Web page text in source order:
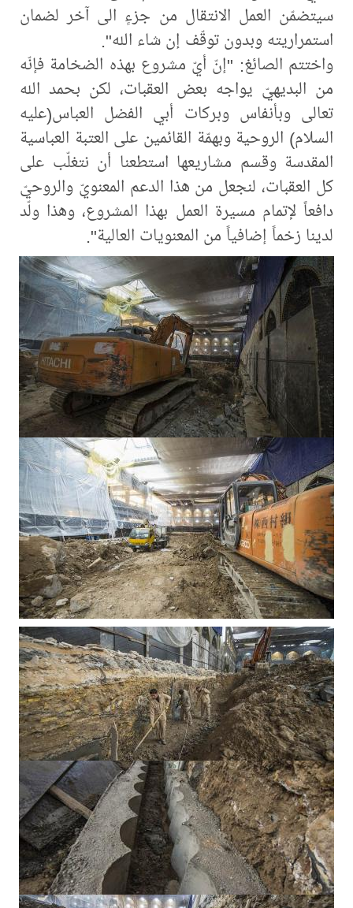
سيتضمّن العمل الانتقال من جزءٍ الى آخر لضمان
استمراريته وبدون توقّف إن شاء الله".
واختتم الصائغ: "إنّ أيّ مشروع بهذه الضخامة فإنّه
من البديهيّ يواجه بعض العقبات، لكن بحمد الله
تعالى وبأنفاس وبركات أبي الفضل العباس(عليه
السلام) الروحية وبهمّة القائمين على العتبة العباسية
المقدسة وقسم مشاريعها استطعنا أن نتغلّب على
كل العقبات، لنجعل من هذا الدعم المعنويّ والروحيّ
دافعاً لإتمام مسيرة العمل بهذا المشروع، وهذا ولّد
لدينا زخماً إضافياً من المعنويات العالية".